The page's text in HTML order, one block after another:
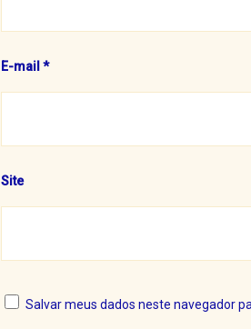
E-mail *
Site
Salvar meus dados neste navegador